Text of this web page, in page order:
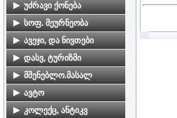
მთავარი გვერდი
ფორუმი
ძებნა საიტზე
უძრავი ქონება
ბინები თბილისში
კარკასები, ახალი
მშენებლობები
კერძო სახლები
თბილისში
მიწის ნაკვეთები
თბილისში
სოფ. მეურნეობა
ალკოჰოლური სასმელები
მზა პროდუქტები
მებაღეობა
მეცხოველეობა
მეფუტკრეობა
ავეჯი, და ნივთები
ავეჯი
დამზადება-რესტავრაცია
საოჯახო ნივთებია
დასვ, ტურიზმი
ბინების გაქირავება
საზღვაო კურორტებზე
ბინების გაქირავება სამთო
კურორტებზე
მშენებლო.მასალ
მშენებლობა,
მომსახურეობა
ავტო
ავტომობილები
კოლექც, ანტიკვ